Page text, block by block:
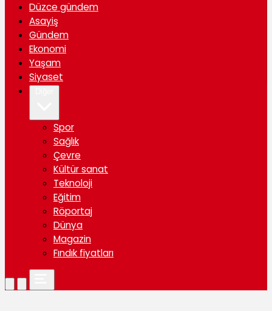
Düzce gündem
Asayiş
Gündem
Ekonomi
Yaşam
Siyaset
Spor
Sağlık
Çevre
Kültür sanat
Teknoloji
Eğitim
Röportaj
Dünya
Magazin
Fındık fiyatları